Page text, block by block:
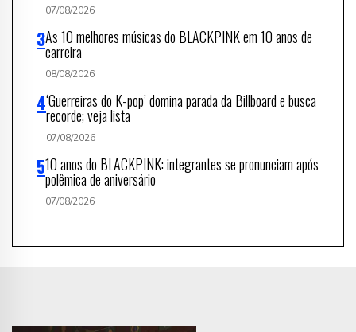
07/08/2026
As 10 melhores músicas do BLACKPINK em 10 anos de
carreira
08/08/2026
‘Guerreiras do K-pop’ domina parada da Billboard e busca
recorde; veja lista
07/08/2026
10 anos do BLACKPINK: integrantes se pronunciam após
polêmica de aniversário
07/08/2026